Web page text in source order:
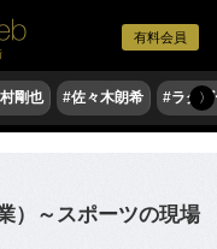
有料会員
剛也 #佐々木朗希 #ラグ〉
）～スポーツの現場